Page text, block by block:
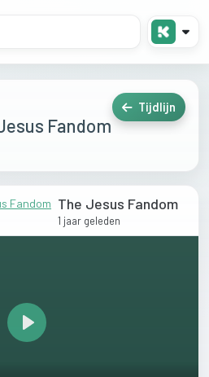
Fandom
Tijdlijn
The Jesus Fandom
1 jaar geleden
Play